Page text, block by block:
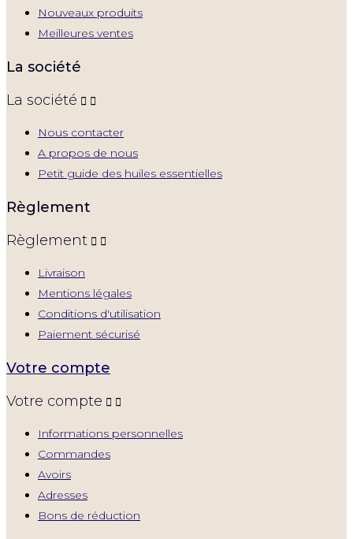
Nouveaux produits
Meilleures ventes
La société
La société  
Nous contacter
A propos de nous
Petit guide des huiles essentielles
Règlement
Règlement  
Livraison
Mentions légales
Conditions d'utilisation
Paiement sécurisé
Votre compte
Votre compte  
Informations personnelles
Commandes
Avoirs
Adresses
Bons de réduction